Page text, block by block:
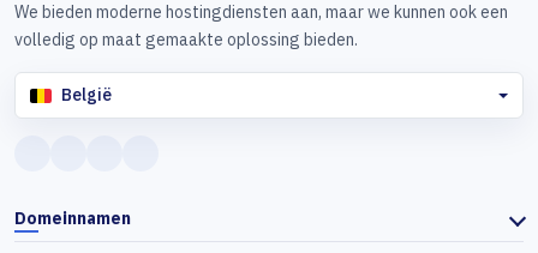
We bieden moderne hostingdiensten aan, maar we kunnen ook een
volledig op maat gemaakte oplossing bieden.
België
Domeinnamen